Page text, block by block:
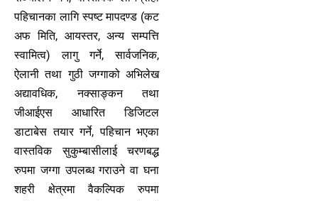
पहिचानका लागि स्पष्ट मापदण्ड (कट
अफ मिति, आयस्तर, अन्य सम्पत्ति
स्वामित्व) लागु गर्ने, सार्वजनिक,
ऐलानी तथा गुठी जग्गाको अभिलेख
अद्यावधिक, नक्साङ्कन तथा
जीआईएस आधारित डिजिटल
डाटाबेस तयार गर्ने, पहिचान भएका
वास्तविक सुकुम्बासीलाई चरणबद्ध
रुपमा जग्गा उपलब्ध गराउने वा घना
शहरी क्षेत्रमा वैकल्पिक रुपमा